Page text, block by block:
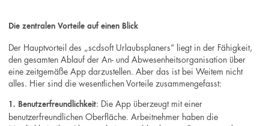
Die zentralen Vorteile auf einen Blick
Der Hauptvorteil des „scdsoft Urlaubsplaners“ liegt in der Fähigkeit,
den gesamten Ablauf der An- und Abwesenheitsorganisation über
eine zeitgemäße App darzustellen. Aber das ist bei Weitem nicht
alles. Hier sind die wesentlichen Vorteile zusammengefasst:
1. Benutzerfreundlichkeit: Die App überzeugt mit einer
benutzerfreundlichen Oberfläche. Arbeitnehmer haben die